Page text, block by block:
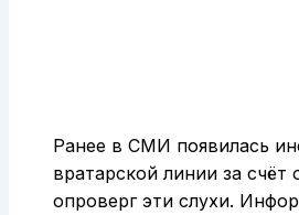
Ранее в СМИ появилась
вратарской линии за
опроверг эти слухи.